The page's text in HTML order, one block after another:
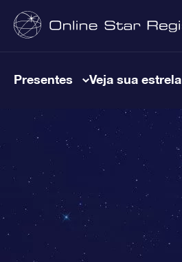
Presentes Veja sua estrela